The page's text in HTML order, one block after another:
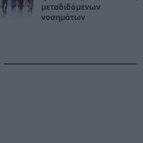
μεταδιδόμενων
νοσημάτων